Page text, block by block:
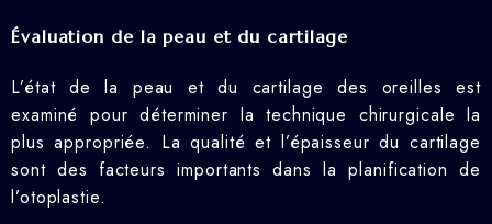
Évaluation de la peau et du cartilage
L’état de la peau et du cartilage des oreilles est
examiné pour déterminer la technique chirurgicale la
plus appropriée. La qualité et l’épaisseur du cartilage
sont des facteurs importants dans la planification de
l’otoplastie.